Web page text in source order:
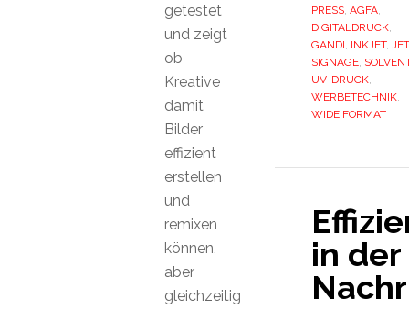
PRESS, AGFA,
DIGITALDRUCK,
GANDI, INKJET,
SIGNAGE,
UV-DRUCK,
WERBETECHNIK,
WIDE FORMAT
in der
getestet
und zeigt
ob
Kreative
damit
Bilder
effizient
erstellen
und
remixen
können,
aber
gleichzeitig